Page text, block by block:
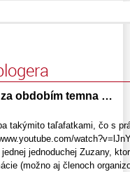
obdobím temna …
takýmito taľafatkami, čo s
jednoduchej Zuzany,
(možno aj členoch